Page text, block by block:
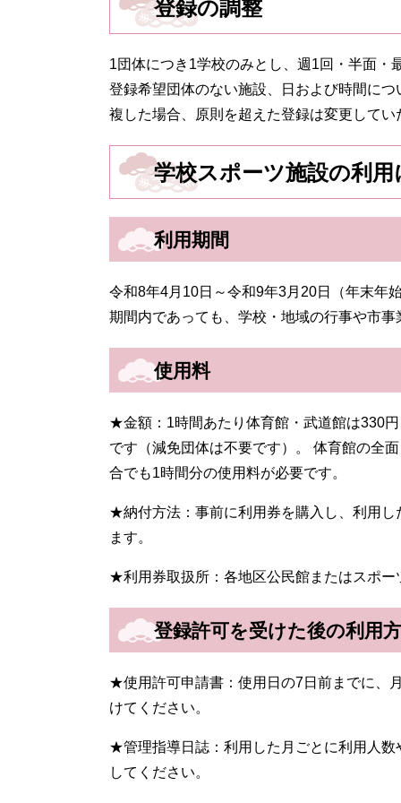
登録の調整
1団体につき1学校のみとし、週1回・半面・
登録希望団体のない施設、日および時間に
複した場合、原則を超えた登録は変更して
学校スポーツ施設の利
利用期間
令和8年4月10日～令和9年3月20日（年末年
期間内であっても、学校・地域の行事や市
使用料
★金額：1時間あたり体育館・武道館は330
です（減免団体は不要です）。 体育館の全
合でも1時間分の使用料が必要です。
★納付方法：事前に利用券を購入し、利用
ます。
★利用券取扱所：各地区公民館またはスポー
登録許可を受けた後の利用
★使用許可申請書：使用日の7日前までに、
けてください。
★管理指導日誌：利用した月ごとに利用人
してください。